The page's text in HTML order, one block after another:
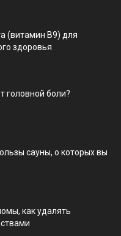
(витамин В9) для
здоровья
головной боли?
сауны, о которых вы
как удалять